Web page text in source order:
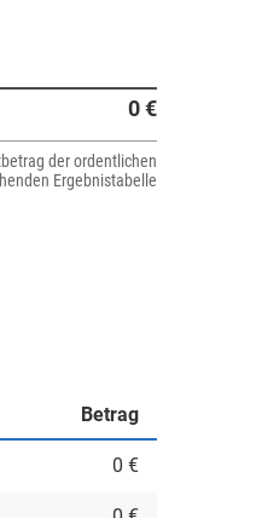
0 €
der ordentlichen
Ergebnistabelle
Betrag
0 €